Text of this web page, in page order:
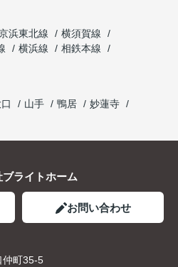
浜東北線
横須賀線
横浜線
相鉄本線
山手 鴨居
妙蓮寺
ライトホーム
お問い合わせ
仲町35-5